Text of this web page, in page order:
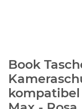
Book
kompatibel